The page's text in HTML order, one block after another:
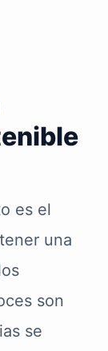
es el
una
son
se